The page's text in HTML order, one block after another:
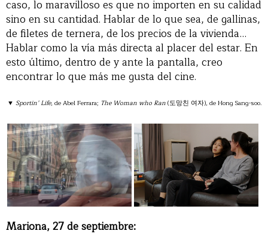
caso, lo maravilloso es que no importen en su calidad
sino en su cantidad. Hablar de lo que sea, de gallinas,
de filetes de ternera, de los precios de la vivienda…
Hablar como la vía más directa al placer del estar. En
esto último, dentro de y ante la pantalla, creo
encontrar lo que más me gusta del cine.
▼ Sportin’ Life, de Abel Ferrara; The Woman who Ran(도망친 여자), de Hong Sang-soo.
Mariona, 27 de septiembre: